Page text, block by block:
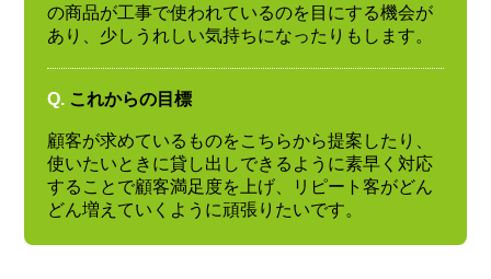
の商品が工事で使われているのを目にする機会が
あり、少しうれしい気持ちになったりもします。
Q. これからの目標
顧客が求めているものをこちらから提案したり、
使いたいときに貸し出しできるように素早く対応
することで顧客満足度を上げ、リピート客がどん
どん増えていくように頑張りたいです。